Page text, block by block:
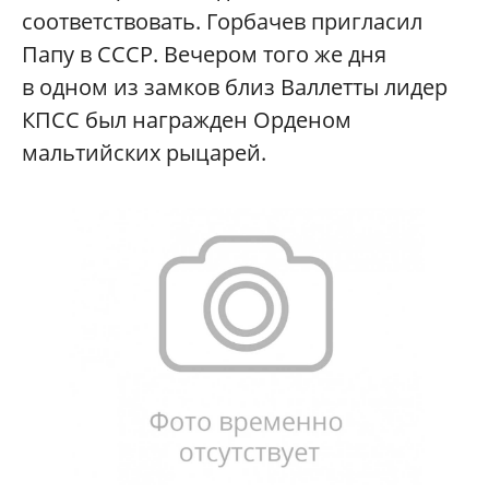
соответствовать. Горбачев пригласил
Папу в СССР. Вечером того же дня
в одном из замков близ Валлетты лидер
КПСС был награжден Орденом
мальтийских рыцарей.